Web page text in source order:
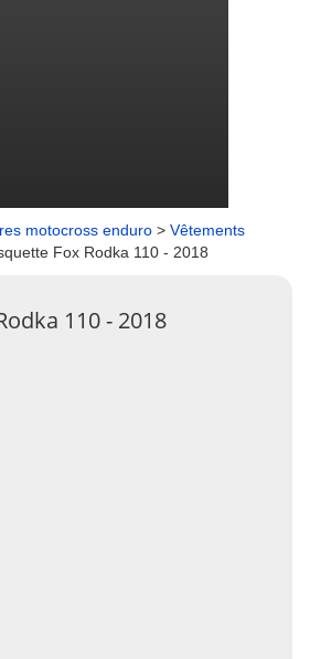
motocross enduro > Vêtements
Fox Rodka 110 - 2018
110 - 2018